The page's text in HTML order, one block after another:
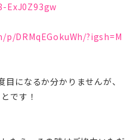
ExJ0Z93gw
DRMqEGokuWh/?igsh=M
になるか分かりませんが、
です！